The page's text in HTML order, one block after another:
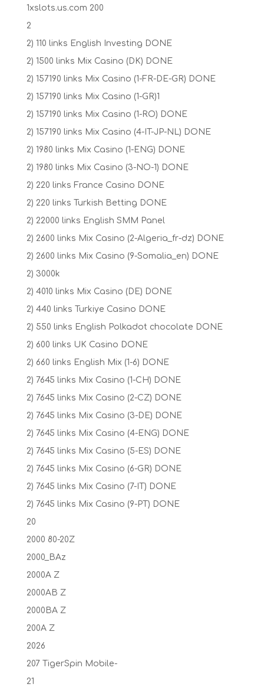
1xslots.us.com 200
2
2) 110 links English Investing DONE
2) 1500 links Mix Casino (DK) DONE
2) 157190 links Mix Casino (1-FR-DE-GR) DONE
2) 157190 links Mix Casino (1-GR)1
2) 157190 links Mix Casino (1-RO) DONE
2) 157190 links Mix Casino (4-IT-JP-NL) DONE
2) 1980 links Mix Casino (1-ENG) DONE
2) 1980 links Mix Casino (3-NO-1) DONE
2) 220 links France Casino DONE
2) 220 links Turkish Betting DONE
2) 22000 links English SMM Panel
2) 2600 links Mix Casino (2-Algeria_fr-dz) DONE
2) 2600 links Mix Casino (9-Somalia_en) DONE
2) 3000k
2) 4010 links Mix Casino (DE) DONE
2) 440 links Turkiye Casino DONE
2) 550 links English Polkadot chocolate DONE
2) 600 links UK Casino DONE
2) 660 links English Mix (1-6) DONE
2) 7645 links Mix Casino (1-CH) DONE
2) 7645 links Mix Casino (2-CZ) DONE
2) 7645 links Mix Casino (3-DE) DONE
2) 7645 links Mix Casino (4-ENG) DONE
2) 7645 links Mix Casino (5-ES) DONE
2) 7645 links Mix Casino (6-GR) DONE
2) 7645 links Mix Casino (7-IT) DONE
2) 7645 links Mix Casino (9-PT) DONE
20
2000 80-20Z
2000_BAz
2000A Z
2000AB Z
2000BA Z
200A Z
2026
207 TigerSpin Mobile-
21